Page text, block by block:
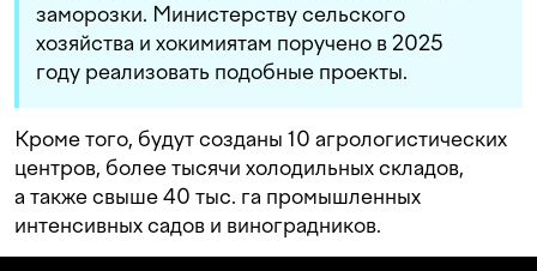
заморозки. Министерству сельского
хозяйства и хокимиятам поручено в 2025
году реализовать подобные проекты.
Кроме того, будут созданы 10 агрологистических
центров, более тысячи холодильных складов,
а также свыше 40 тыс. га промышленных
интенсивных садов и виноградников.